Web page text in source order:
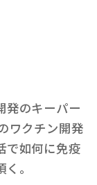
発のキーパー
ワクチン開発
で如何に免疫
。